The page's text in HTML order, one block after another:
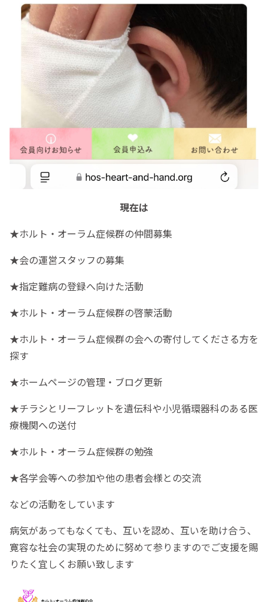
現在は
★ホルト・オーラム症候群の仲間募集
★会の運営スタッフの募集
★指定難病の登録へ向けた活動
★ホルト・オーラム症候群の啓蒙活動
★ホルト・オーラム症候群の会への寄付してくださる方を
探す
★ホームページの管理・ブログ更新
★チラシとリーフレットを遺伝科や小児循環器科のある医
療機関への送付
★ホルト・オーラム症候群の勉強
★各学会等への参加や他の患者会様との交流
などの活動をしています
病気があってもなくても、互いを認め、互いを助け合う、
寛容な社会の実現のために努めて参りますのでご支援を賜
りたく宜しくお願い致します